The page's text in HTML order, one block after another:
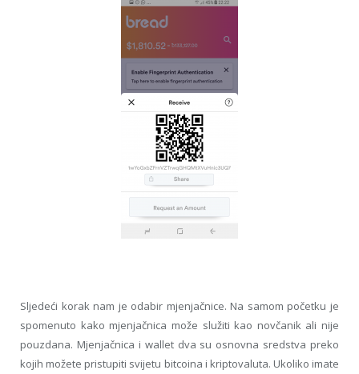
Sljedeći korak nam je odabir mjenjačnice. Na samom početku je
spomenuto kako mjenjačnica može služiti kao novčanik ali nije
pouzdana. Mjenjačnica i wallet dva su osnovna sredstva preko
kojih možete pristupiti svijetu bitcoina i kriptovaluta. Ukoliko imate